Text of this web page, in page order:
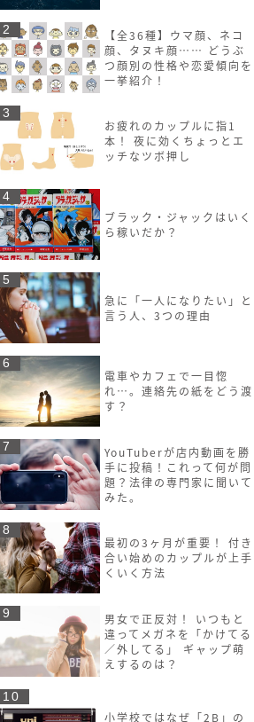
2
【全36種】ウマ顔、ネコ
顔、タヌキ顔…… どうぶ
つ顔別の性格や恋愛傾向を
一挙紹介！
3
お疲れのカップルに指1
本！ 夜に効くちょっとエ
ッチなツボ押し
4
ブラック・ジャックはいく
ら稼いだか？
5
急に「一人になりたい」と
言う人、3つの理由
6
電車やカフェで一目惚
れ…。連絡先の紙をどう渡
す？
7
YouTuberが店内動画を勝
手に投稿！これって何が問
題？法律の専門家に聞いて
みた。
8
最初の3ヶ月が重要！ 付き
合い始めのカップルが上手
くいく方法
9
男女で正反対！ いつもと
違ってメガネを「かけてる
／外してる」 ギャップ萌
えするのは？
10
小学校ではなぜ「2B」の